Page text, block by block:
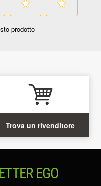
Trova un rivenditore
EGO